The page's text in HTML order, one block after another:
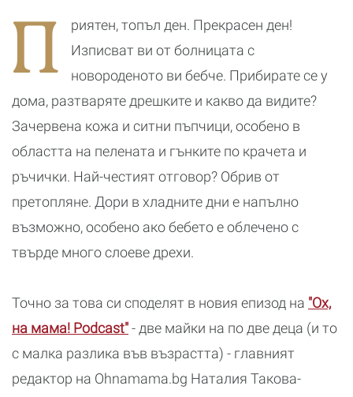
на едно място
най-важните
отговори за
майки и
НДК
бебето в
магията на
движението
П
риятен, топъл ден. Прекрасен ден!
Изписват ви от болницата с
новороденото ви бебче. Прибирате се у
дома, разтваряте дрешките и какво да видите?
Зачервена кожа и ситни пъпчици, особено в
областта на пелената и гънките по крачета и
ръчички. Най-честият отговор? Обрив от
претопляне. Дори в хладните дни е напълно
възможно, особено ако бебето е облечено с
твърде много слоеве дрехи.
Точно за това си споделят в новия епизод на "Ох,
на мама! Podcast"- две майки на по две деца (и то
с малка разлика във възрастта) - главният
редактор на Ohnamama.bg Наталия Такова-